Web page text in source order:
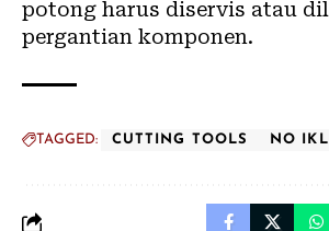
potong harus diservis atau
pergantian komponen.
TAGGED: CUTTING TOOLS NO